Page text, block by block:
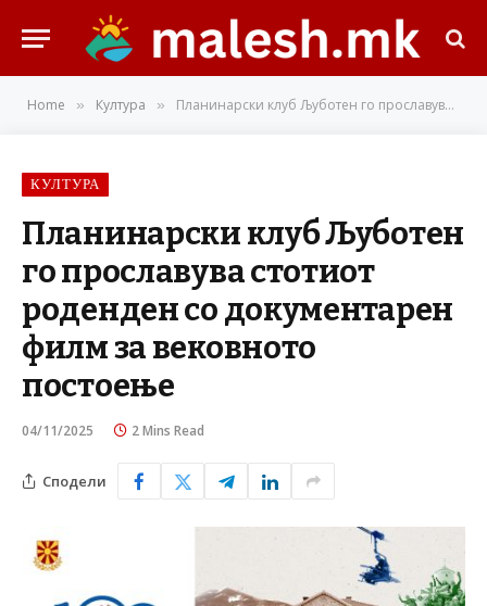
Home » Култура » Планинарски клуб Љуботен го прославува стотиот роденден со документарен филм за вековното постоење
КУЛТУРА
Планинарски клуб Љуботен
го прославува стотиот
роденден со документарен
филм за вековното
постоење
04/11/2025 2 Mins Read
Сподели